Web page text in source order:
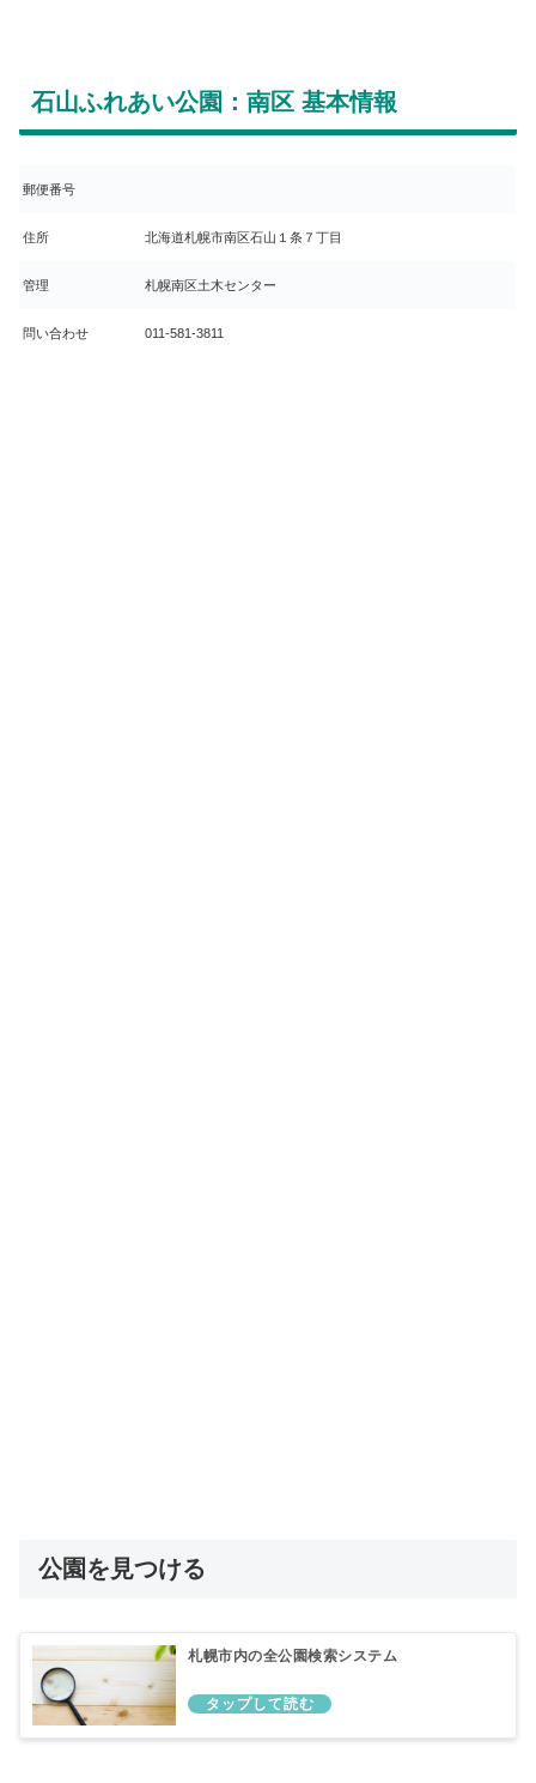
石山ふれあい公園：南区 基本情報
郵便番号
住所 北海道札幌市南区石山１条７丁目
管理 札幌南区土木センター
問い合わせ 011-581-3811
公園を見つける
札幌市内の全公園検索システム